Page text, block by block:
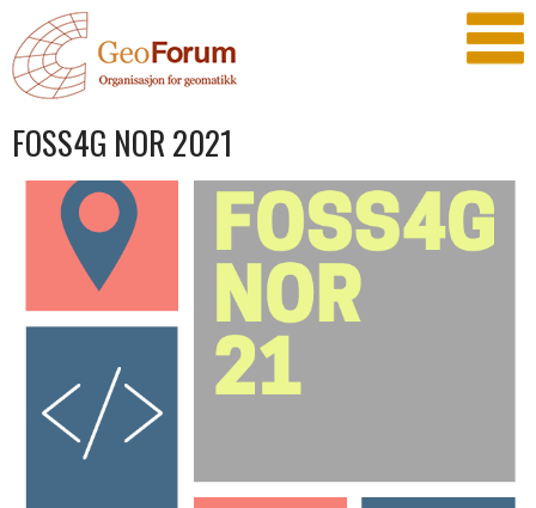
FOSS4G NOR 2021